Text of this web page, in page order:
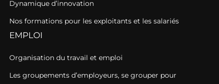
Dynamique d’innovation
Nos formations pour les exploitants et les salariés
EMPLOI
Organisation du travail et emploi
Les groupements d’employeurs, se grouper pour